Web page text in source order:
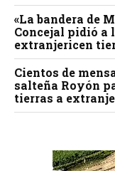
«La bandera de
Concejal pidió a
extranjericen
Cientos de
salteña Royón
tierras a